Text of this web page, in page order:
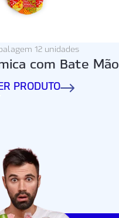
12 unidades
com Bate Mão
PRODUTO